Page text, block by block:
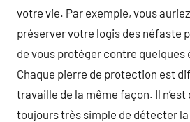
votre vie. Par exemple, vous
préserver votre logis des néfaste
de vous protéger contre
Chaque pierre de protection est
travaille de la même façon. Il
toujours très simple de détecter